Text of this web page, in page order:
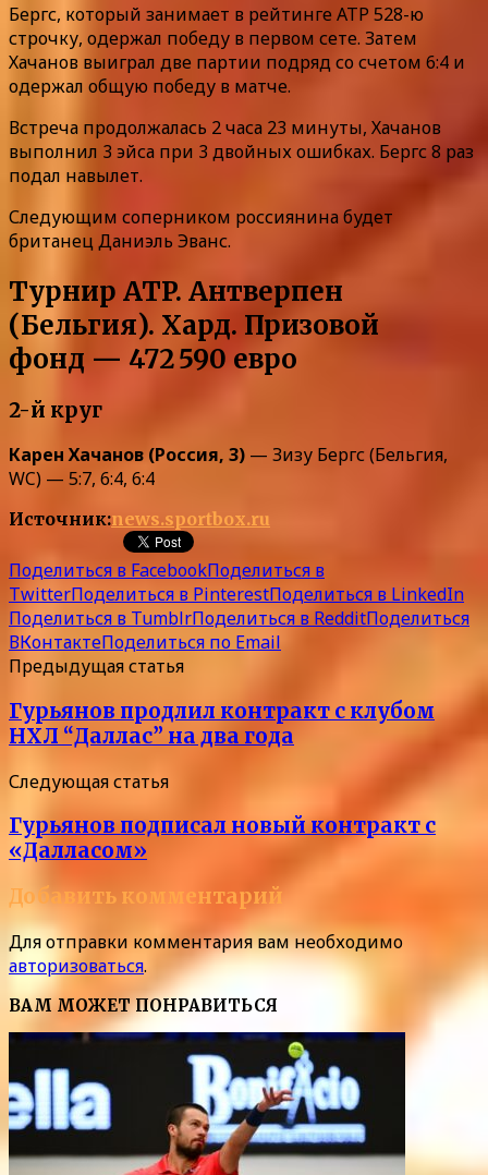
Бергс, который занимает в рейтинге ATP 528-ю
строчку, одержал победу в первом сете. Затем
Хачанов выиграл две партии подряд со счетом 6:4 и
одержал общую победу в матче.
Встреча продолжалась 2 часа 23 минуты, Хачанов
выполнил 3 эйса при 3 двойных ошибках. Бергс 8 раз
подал навылет.
Следующим соперником россиянина будет
британец Даниэль Эванс.
Турнир ATP. Антверпен
(Бельгия). Хард. Призовой
фонд — 472 590 евро
2-й круг
Карен Хачанов (Россия, 3) — Зизу Бергс (Бельгия,
WC) — 5:7, 6:4, 6:4
Источник:news.sportbox.ru
Поделиться в FacebookПоделиться в
TwitterПоделиться в PinterestПоделиться в LinkedIn
Поделиться в TumblrПоделиться в RedditПоделиться
ВКонтактеПоделиться по Email
Предыдущая статья
Гурьянов продлил контракт с клубом
НХЛ “Даллас” на два года
Следующая статья
Гурьянов подписал новый контракт с
«Далласом»
Добавить комментарий
Для отправки комментария вам необходимо
авторизоваться.
ВАМ МОЖЕТ ПОНРАВИТЬСЯ